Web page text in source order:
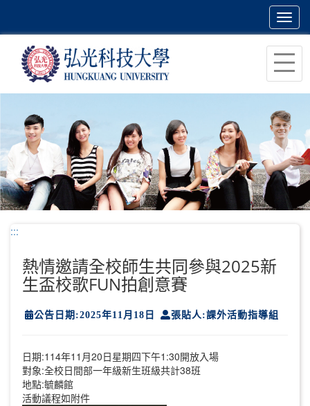
主
容
區
塊
:::
熱情邀請全校師生共同參與2025新
生盃校歌FUN拍創意賽
公告日期:2025年11月18日 張貼人:課外活動指導組
日期:114年11月20日星期四下午1:30開放入場
對象:全校日間部一年級新生班級共計38班
地點:毓麟館
活動議程如附件